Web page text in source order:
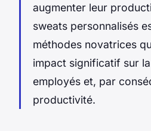
augmenter leur
sweats personnalisés
méthodes novatrices
impact significatif sur
employés et, par
productivité.